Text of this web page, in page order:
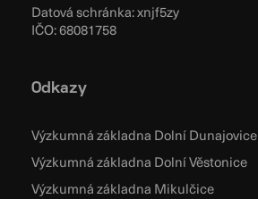
Datová schránka: xnjf5zy
IČO: 68081758
Odkazy
Výzkumná základna Dolní Dunajovice
Výzkumná základna Dolní Věstonice
Výzkumná základna Mikulčice